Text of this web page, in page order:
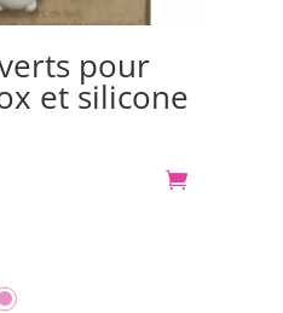
pour
et silicone
